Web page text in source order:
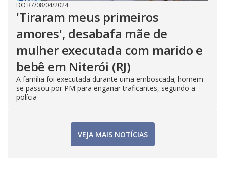
DO R7/08/04/2024
'Tiraram meus primeiros
amores', desabafa mãe de
mulher executada com marido e
bebê em Niterói (RJ)
A família foi executada durante uma emboscada; homem
se passou por PM para enganar traficantes, segundo a
polícia
VEJA MAIS NOTÍCIAS